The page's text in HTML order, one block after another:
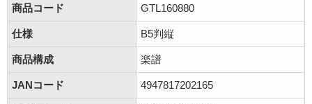
商品コード
GTL160880
仕様 B5判縦
商品構成 楽譜
JANコード 4947817202165